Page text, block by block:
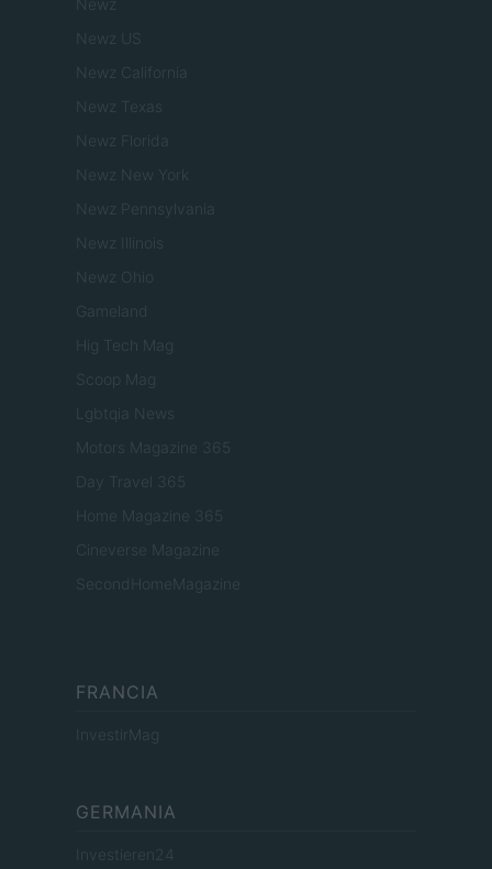
Newz
Newz US
Newz California
Newz Texas
Newz Florida
Newz New York
Newz Pennsylvania
Newz Illinois
Newz Ohio
Gameland
Hig Tech Mag
Scoop Mag
Lgbtqia News
Motors Magazine 365
Day Travel 365
Home Magazine 365
Cineverse Magazine
SecondHomeMagazine
FRANCIA
InvestirMag
GERMANIA
Investieren24